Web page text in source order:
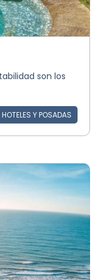
son los
HOTELES Y POSADAS